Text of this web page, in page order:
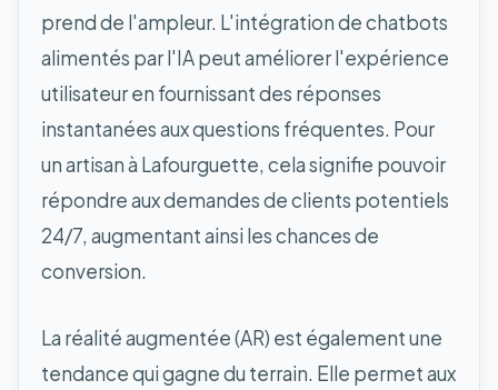
prend de l'ampleur. L'intégration de chatbots
alimentés par l'IA peut améliorer l'expérience
utilisateur en fournissant des réponses
instantanées aux questions fréquentes. Pour
un artisan à Lafourguette, cela signifie pouvoir
répondre aux demandes de clients potentiels
24/7, augmentant ainsi les chances de
conversion.
La réalité augmentée (AR) est également une
tendance qui gagne du terrain. Elle permet aux